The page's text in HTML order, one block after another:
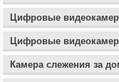
Цифровые
Цифровые
Камера слежения за